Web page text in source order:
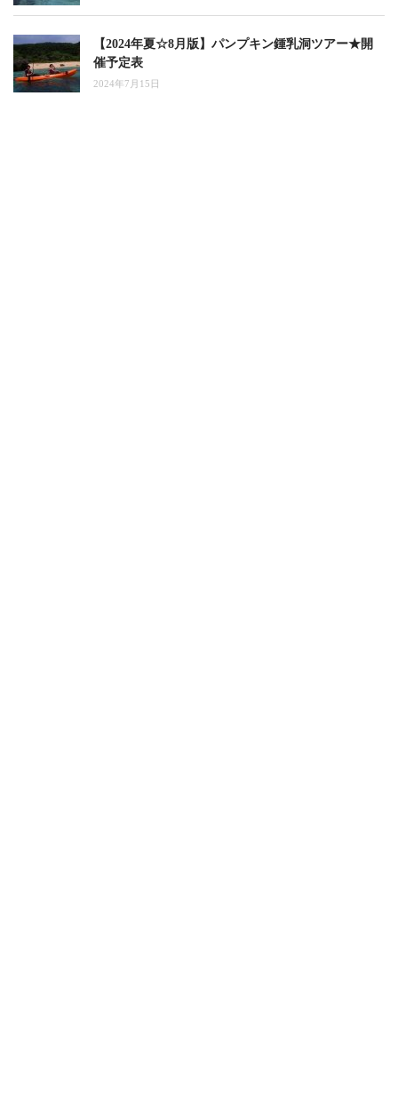
【2024年夏☆8月版】パンプキン鍾乳洞ツアー★開
催予定表
2024年7月15日